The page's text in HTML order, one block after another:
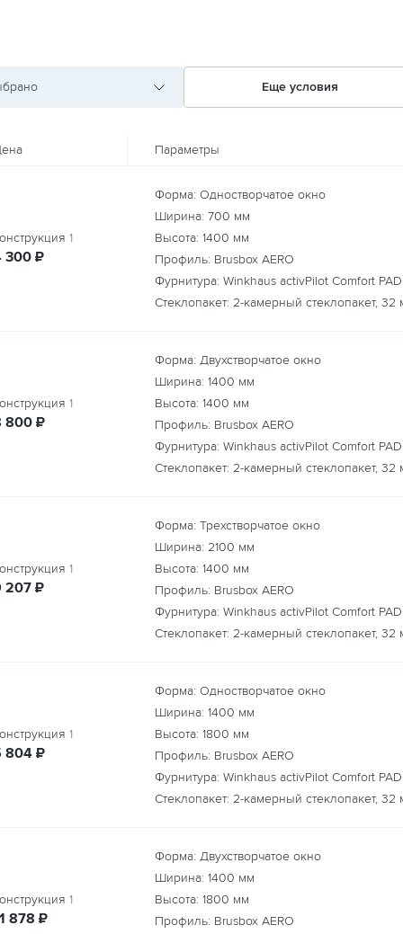
Еще условия
Параметры
1
300 руб.
₽
Форма: Одностворчатое окно
Ширина: 700 мм
Высота: 1400 мм
Профиль: Brusbox AERO
Фурнитура: Winkhaus activPilot Comfort PAD
Стеклопакет: 2-камерный стеклопакет, 32
1
800 руб.
₽
Форма: Двухстворчатое окно
Ширина: 1400 мм
Высота: 1400 мм
Профиль: Brusbox AERO
Фурнитура: Winkhaus activPilot Comfort PAD
Стеклопакет: 2-камерный стеклопакет, 32
1
207 руб.
₽
Форма: Трехстворчатое окно
Ширина: 2100 мм
Высота: 1400 мм
Профиль: Brusbox AERO
Фурнитура: Winkhaus activPilot Comfort PAD
Стеклопакет: 2-камерный стеклопакет, 32
1
804 руб.
₽
Форма: Одностворчатое окно
Ширина: 1400 мм
Высота: 1800 мм
Профиль: Brusbox AERO
Фурнитура: Winkhaus activPilot Comfort PAD
Стеклопакет: 2-камерный стеклопакет, 32
1
878 руб.
₽
Форма: Двухстворчатое окно
Ширина: 1400 мм
Высота: 1800 мм
Профиль: Brusbox AERO